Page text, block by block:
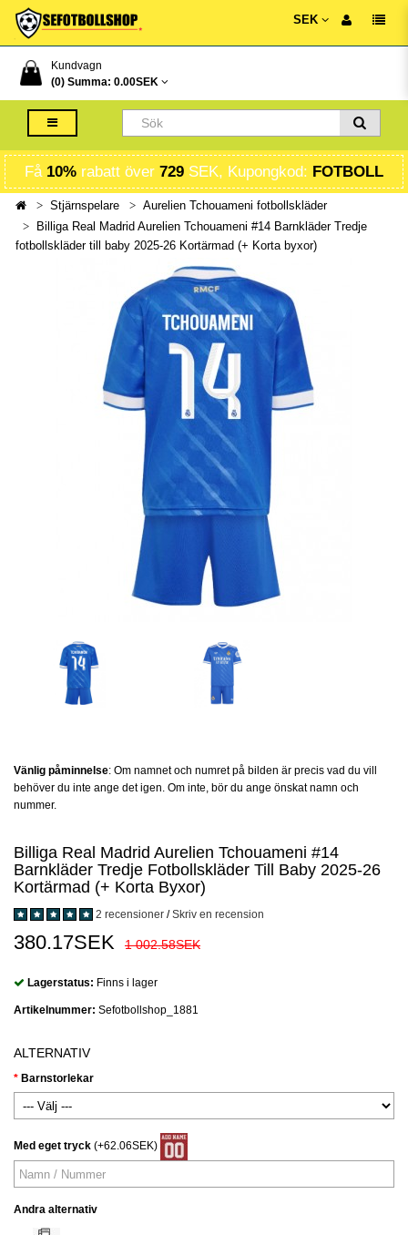
SEK
Kundvagn
(0) Summa: 0.00SEK
Få 10% rabatt över 729 SEK, Kupongkod: FOTBOLL
Stjärnspelare
Aurelien Tchouameni fotbollskläder
Billiga Real Madrid Aurelien Tchouameni #14 Barnkläder Tredje
fotbollskläder till baby 2025-26 Kortärmad (+ Korta byxor)
Vänlig påminnelse: Om namnet och numret på bilden är precis vad du vill
behöver du inte ange det igen. Om inte, bör du ange önskat namn och
nummer.
Billiga Real Madrid Aurelien Tchouameni #14
Barnkläder Tredje Fotbollskläder Till Baby 2025-26
Kortärmad (+ Korta Byxor)
2 recensioner /Skriv en recension
380.17SEK 1 002.58SEK
Lagerstatus: Finns i lager
Artikelnummer: Sefotbollshop_1881
ALTERNATIV
Barnstorlekar
Med eget tryck (+62.06SEK)
Andra alternativ